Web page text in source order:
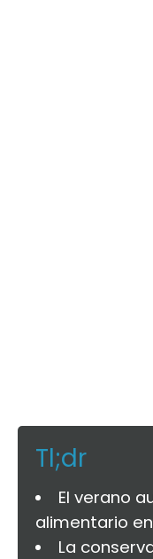
Tl;dr
El verano
alimentario
La